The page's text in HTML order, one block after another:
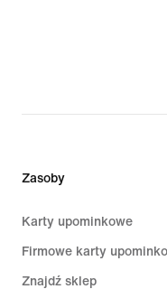
Zasoby
Karty upominkowe
Firmowe karty
Znajdź sklep